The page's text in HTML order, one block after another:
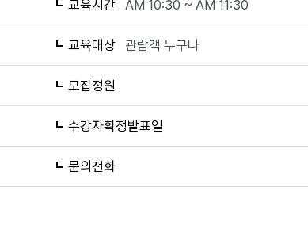
교육시간 AM 10:30 ~ AM 11:30
교육대상 관람객 누구나
모집정원
수강자확정발표일
문의전화